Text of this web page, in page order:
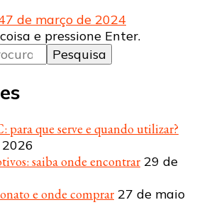
7 de março de 2024
e pressione Enter.
para que serve e quando utilizar?
saiba onde encontrar 29 de
e onde comprar 27 de maio